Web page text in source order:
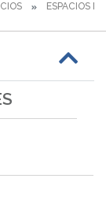
ESPACIOS